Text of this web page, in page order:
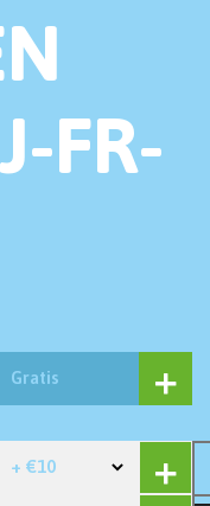
FR-
Gratis
+ €10